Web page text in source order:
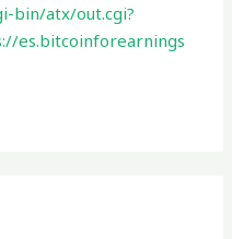
bin/atx/out.cgi?
es.bitcoinforearnings